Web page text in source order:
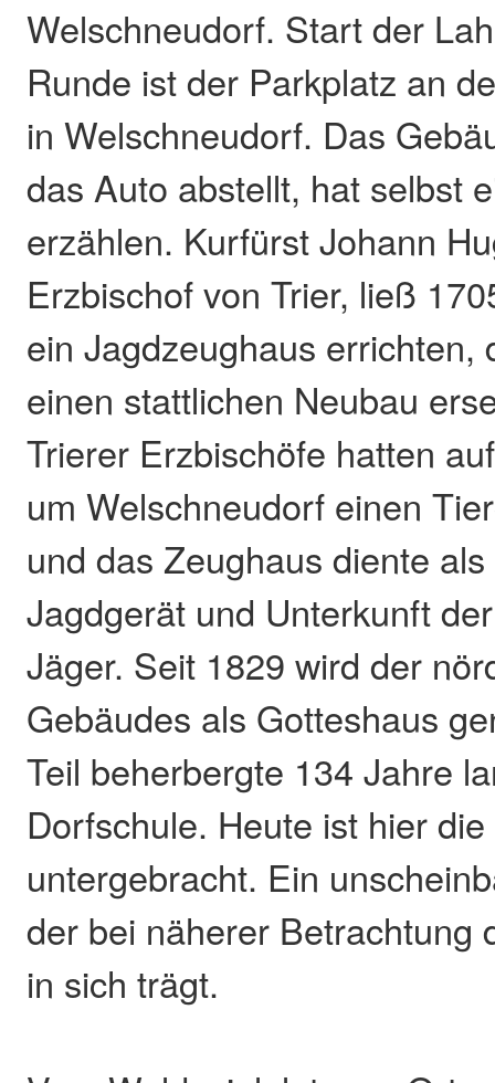
Welschneudorf. Start der
Runde ist der Parkplatz an
in Welschneudorf. Das
das Auto abstellt, hat selbst
erzählen. Kurfürst Johann
Erzbischof von Trier, ließ
ein Jagdzeughaus errichten,
einen stattlichen Neubau
Trierer Erzbischöfe hatten
um Welschneudorf einen
und das Zeughaus diente
Jagdgerät und Unterkunft
Jäger. Seit 1829 wird der
Gebäudes als Gotteshaus
Teil beherbergte 134 Jahre
Dorfschule. Heute ist hier
untergebracht. Ein
der bei näherer Betrachtung
in sich trägt.